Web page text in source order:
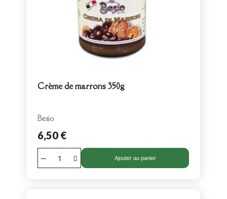
Crème de marrons 350g
Besio
6,50 €
Ajouter au panier